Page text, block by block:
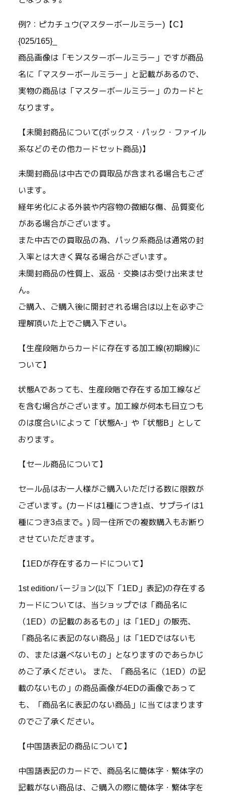
例?：ピカチュウ(マスターボールミラー)【C】
{025/165}_
商品画像は「モンスターボールミラー」ですが商品
名に「マスターボールミラー」と記載があるので、
実物の商品は「マスターボールミラー」のカードと
なります。
【未開封商品について(ボックス・パック・ファイル
系などのその他カードセット商品)】
未開封商品は中古での買取品が含まれる場合もござ
います。
経年劣化による外装や内容物の微細な傷、品質変化
がある場合がございます。
また中古での買取品の為、パック系商品は通常の封
入率とは大きく異なる場合がございます。
未開封商品の性質上、返品・交換はお受け出来ませ
ん。
ご購入、ご購入後に開封される場合は以上を必ずご
理解頂いた上でご購入下さい。
【生産段階からカードに存在する加工線(初期線)に
ついて】
状態Aであっても、生産段階で存在する加工線など
を含む場合がございます。加工線が何本も目立つも
のは度合いによって「状態A-」や「状態B」として
おります。
【セール商品について】
セール品はお一人様がご購入いただける数に限数が
ございます。(カードは1種につき1点、サプライは1
種につき3点まで。) 同一住所での複数購入もお断り
させていただきます。
【1EDが存在するカードについて】
1st editionバージョン(以下「1ED」表記)の存在する
カードについては、当ショップでは「商品名に
（1ED）の記載のあるもの」は「1ED」の販売、
「商品名に表記のない商品」は「1EDではないも
の、または選べないもの」となりますのであらかじ
めご了承ください。 また、「商品名に（1ED）の記
載のないもの」の商品画像が4EDの画像であって
も、「商品名に表記のない商品」に当てはまります
のでご了承ください。
【中国語表記の商品について】
中国語表記のカードで、商品名に簡体字・繁体字の
記載がない商品は、ご購入の際に簡体字・繁体字を